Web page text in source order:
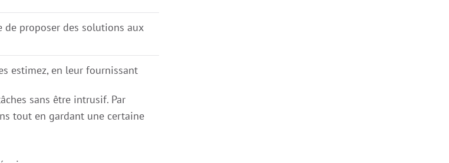
de proposer des solutions aux
estimez, en leur fournissant
sans être intrusif. Par
tout en gardant une certaine